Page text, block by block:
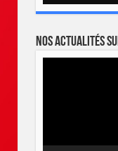
Nos actualités sur